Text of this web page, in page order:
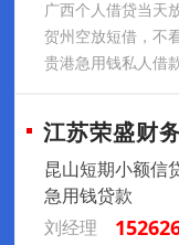
广西个人借贷当天
贺州空放短借，不
贵港急用钱私人借
江苏荣盛财
昆山短期小额信
急用钱贷款
刘经理